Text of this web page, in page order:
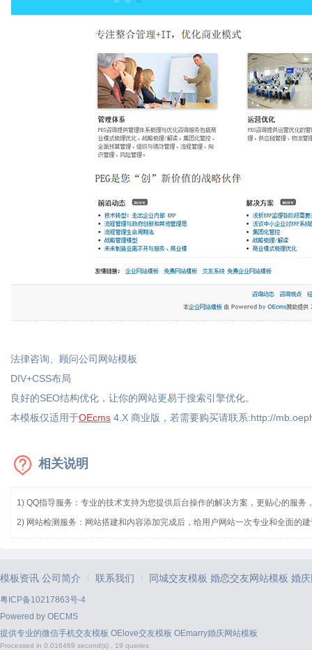
法律咨询、顾问公司网站模板
DIV+CSS布局
良好的SEO结构优化，让你的网站更易于搜索引擎优化。
本模板仅适用于OEcms 4.X 商业版，若需要购买请联系:http://
相关说明
1) QQ指导服务：专业的技术支持为您提供后台操作的解决方案，更贴心的服务
2) 网站检测服务：网站搭建和内容添加完成后，给用户网站一次专业和全面的
模板资讯 公司简介 | 联系我们 | 同城交友模板 婚恋交友网站模板 婚
粤ICP备10217863号-4
Powered by OECMS
提供专业的微信手机交友模板 OElove交友模板 OEmarry婚庆网站模板
Processed in 0.016469 second(s) , 19 queries